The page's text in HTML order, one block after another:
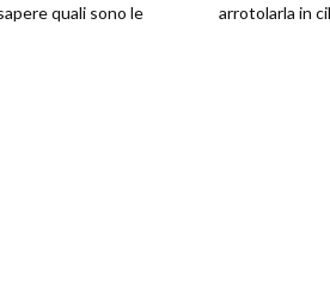
quali sono le
arrotolarla in